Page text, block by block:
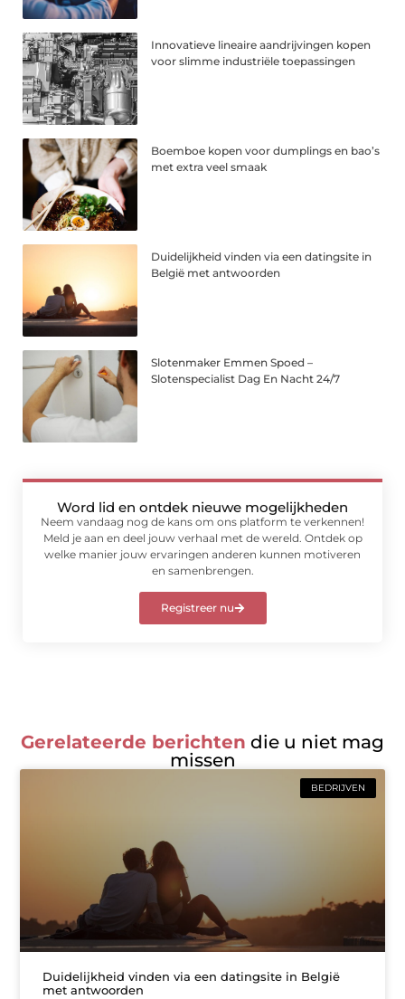
Innovatieve lineaire aandrijvingen kopen
voor slimme industriële toepassingen
Boemboe kopen voor dumplings en bao’s
met extra veel smaak
Duidelijkheid vinden via een datingsite in
België met antwoorden
Slotenmaker Emmen Spoed –
Slotenspecialist Dag En Nacht 24/7
Word lid en ontdek nieuwe mogelijkheden
Neem vandaag nog de kans om ons platform te verkennen!
Meld je aan en deel jouw verhaal met de wereld. Ontdek op
welke manier jouw ervaringen anderen kunnen motiveren
en samenbrengen.
Registreer nu
Gerelateerde berichten die u niet mag
missen
BEDRIJVEN
Duidelijkheid vinden via een datingsite in België
met antwoorden